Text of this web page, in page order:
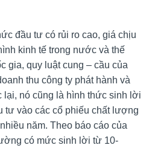
đầu tư có rủi ro cao, giá chịu
kinh tế trong nước và thế
gia, quy luật cung – cầu của
thu công ty phát hành và
nó cũng là hình thức sinh lời
tư vào các cổ phiếu chất lượng
năm. Theo báo cáo của
có mức sinh lời từ 10-